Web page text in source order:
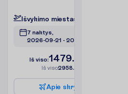
Išvykimo miestas
7 naktys,
2026-09-21 - 2026-09-28
Iš viso:1479.00
Iš viso2958.00
Apie skry